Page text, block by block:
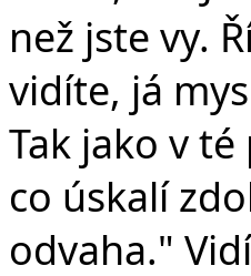
než jste vy.
vidíte, já
Tak jako v
co úskalí
odvaha."